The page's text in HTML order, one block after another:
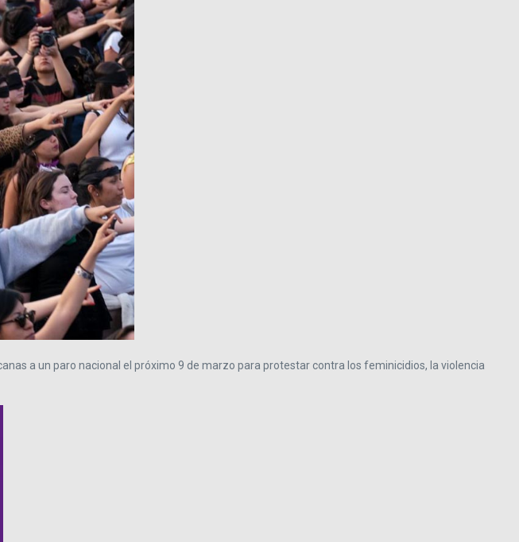
a un paro nacional el próximo 9 de marzo para protestar contra los feminicidios, la violencia